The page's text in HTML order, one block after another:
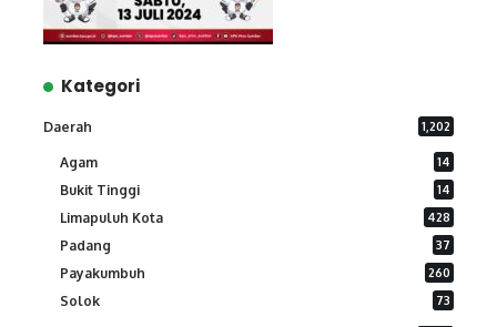
Kategori
Daerah 1,202
Agam 14
Bukit Tinggi 14
Limapuluh Kota 428
Padang 37
Payakumbuh 260
Solok 73